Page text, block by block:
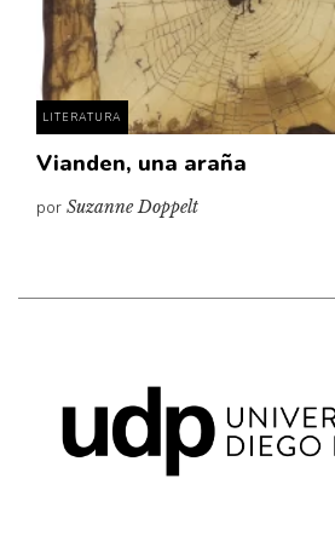
Pensamiento ilustrado
Personaje
Personajes secundarios
Política
Sociedad
Vidas paralelas
LITERATURA
Vianden, una araña
por Suzanne Doppelt